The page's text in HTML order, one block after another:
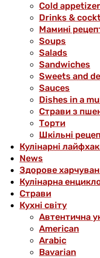
Cold appetizer
Drinks &
Мамині
Soups
Salads
Sandwiches
Sweets and
Sauces
Dishes in a
Страви з
Торти
Шкільні
Кулінарні
News
Здорове
Кулінарна
Страви
Кухні світу
Автентична
American
Arabic
Bavarian